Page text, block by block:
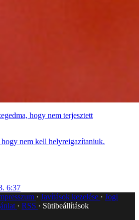
hogy nem terjesztett
nem kell helyreigazítaniuk.
6:37
Javítások kezelése
Jogi
RSS
Sütibeállítások